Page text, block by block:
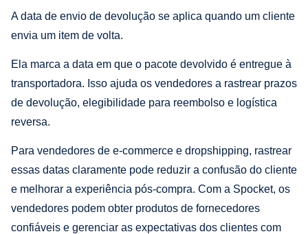
A data de envio de devolução se aplica quando um cliente
envia um item de volta.
Ela marca a data em que o pacote devolvido é entregue à
transportadora. Isso ajuda os vendedores a rastrear prazos
de devolução, elegibilidade para reembolso e logística
reversa.
Para vendedores de e-commerce e dropshipping, rastrear
essas datas claramente pode reduzir a confusão do cliente
e melhorar a experiência pós-compra. Com a Spocket, os
vendedores podem obter produtos de fornecedores
confiáveis e gerenciar as expectativas dos clientes com